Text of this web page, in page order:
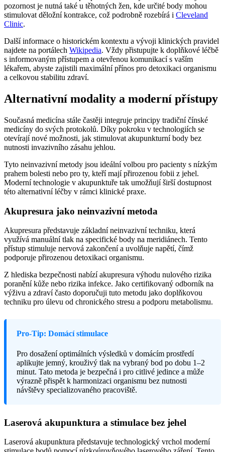
pozornost je nutná také u těhotných žen, kde určité body mohou
stimulovat děložní kontrakce, což podrobně rozebírá i Cleveland
Clinic.
Další informace o historickém kontextu a vývoji klinických pravidel
najdete na portálech Wikipedia. Vždy přistupujte k doplňkové léčbě
s informovaným přístupem a otevřenou komunikací s vaším
lékařem, abyste zajistili maximální přínos pro detoxikaci organismu
a celkovou stabilitu zdraví.
Alternativní modality a moderní přístupy
Současná medicína stále častěji integruje principy tradiční čínské
medicíny do svých protokolů. Díky pokroku v technologiích se
otevírají nové možnosti, jak stimulovat akupunkturní body bez
nutnosti invazivního zásahu jehlou.
Tyto neinvazivní metody jsou ideální volbou pro pacienty s nízkým
prahem bolesti nebo pro ty, kteří mají přirozenou fobii z jehel.
Moderní technologie v akupunktuře tak umožňují širší dostupnost
této alternativní léčby v rámci klinické praxe.
Akupresura jako neinvazivní metoda
Akupresura představuje základní neinvazivní techniku, která
využívá manuální tlak na specifické body na meridiánech. Tento
přístup stimuluje nervová zakončení a uvolňuje napětí, čímž
podporuje přirozenou detoxikaci organismu.
Z hlediska bezpečnosti nabízí akupresura výhodu nulového rizika
poranění kůže nebo rizika infekce. Jako certifikovaný odborník na
výživu a zdraví často doporučuji tuto metodu jako doplňkovou
techniku pro úlevu od chronického stresu a podporu metabolismu.
Pro-Tip: Domácí stimulace
Pro dosažení optimálních výsledků v domácím prostředí
aplikujte jemný, krouživý tlak na vybraný bod po dobu 1–2
minut. Tato metoda je bezpečná i pro citlivé jedince a může
výrazně přispět k harmonizaci organismu bez nutnosti
návštěvy specializovaného pracoviště.
Laserová akupunktura a stimulace bez jehel
Laserová akupunktura představuje technologický vrchol moderní